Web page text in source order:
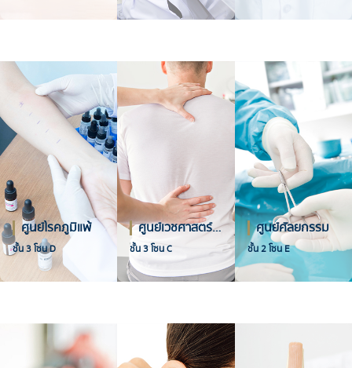
ศูนย์โรคภูมิแพ้
ชั้น 3 โซน D
ศูนย์เวชศาสตร์ฟื้นฟู
ชั้น 3 โซน C
ศูนย์ศัลยกรรม
ชั้น 2 โซน E